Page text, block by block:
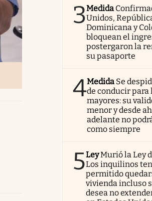
3Medida
Unidos,
Dominicana y
bloquean el
postergaron la
su pasaporte
4Medida Se
de conducir para
mayores: su
menor y desde
adelante no
como siempre
5LeyMurió la Ley
Los inquilinos
permitido
vivienda incluso
desea no